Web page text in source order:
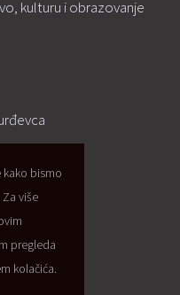
kulturu i obrazovanje
kako bismo
više
pregleda
kolačića.